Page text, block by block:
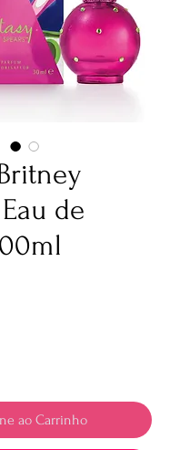
de
ao Carrinho